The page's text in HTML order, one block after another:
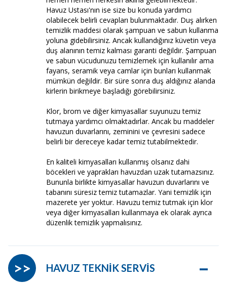
Havuz Ustası'nın ise size bu konuda yardımcı
olabilecek belirli cevapları bulunmaktadır. Duş alırken
temizlik maddesi olarak şampuan ve sabun kullanma
yoluna gidebilirsiniz. Ancak kullandığınız küvetin veya
duş alanının temiz kalması garanti değildir. Şampuan
ve sabun vücudunuzu temizlemek için kullanılır ama
fayans, seramik veya camlar için bunları kullanmak
mümkün değildir. Bir süre sonra duş aldığınız alanda
kirlerin birikmeye başladığı görebilirsiniz.
Klor, brom ve diğer kimyasallar suyunuzu temiz
tutmaya yardımcı olmaktadırlar. Ancak bu maddeler
havuzun duvarlarını, zeminini ve çevresini sadece
belirli bir dereceye kadar temiz tutabilmektedir.
En kaliteli kimyasalları kullanmış olsanız dahi
böcekleri ve yaprakları havuzdan uzak tutamazsınız.
Bununla birlikte kimyasallar havuzun duvarlarını ve
tabanını süresiz temiz tutamazlar. Yani temizlik için
mazerete yer yoktur. Havuzu temiz tutmak için klor
veya diğer kimyasalları kullanmaya ek olarak ayrıca
düzenlik temizlik yapmalısınız.
HAVUZ TEKNİK SERVİS –
>>